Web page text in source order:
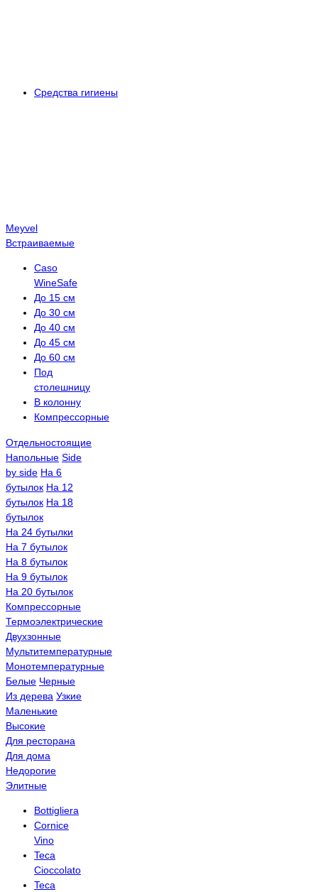
Средства гигиены
Meyvel
Встраиваемые
Caso
WineSafe
До 15 см
До 30 см
До 40 см
До 45 см
До 60 см
Под
столешницу
В колонну
Компрессорные
Отдельностоящие
Напольные Side
by side На 6
бутылок На 12
бутылок На 18
бутылок
На 24 бутылки
На 7 бутылок
На 8 бутылок
На 9 бутылок
На 20 бутылок
Компрессорные
Термоэлектрические
Двухзонные
Мультитемпературные
Монотемпературные
Белые Черные
Из дерева Узкие
Маленькие
Высокие
Для ресторана
Для дома
Недорогие
Элитные
Bottigliera
Cornice
Vino
Teca
Cioccolato
Teca